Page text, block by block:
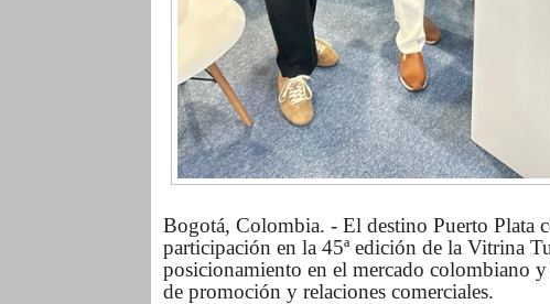
Bogotá, Colombia. - El destino Puerto Plata
participación en la 45ª edición de la Vitrina
posicionamiento en el mercado colombiano
de promoción y relaciones comerciales.